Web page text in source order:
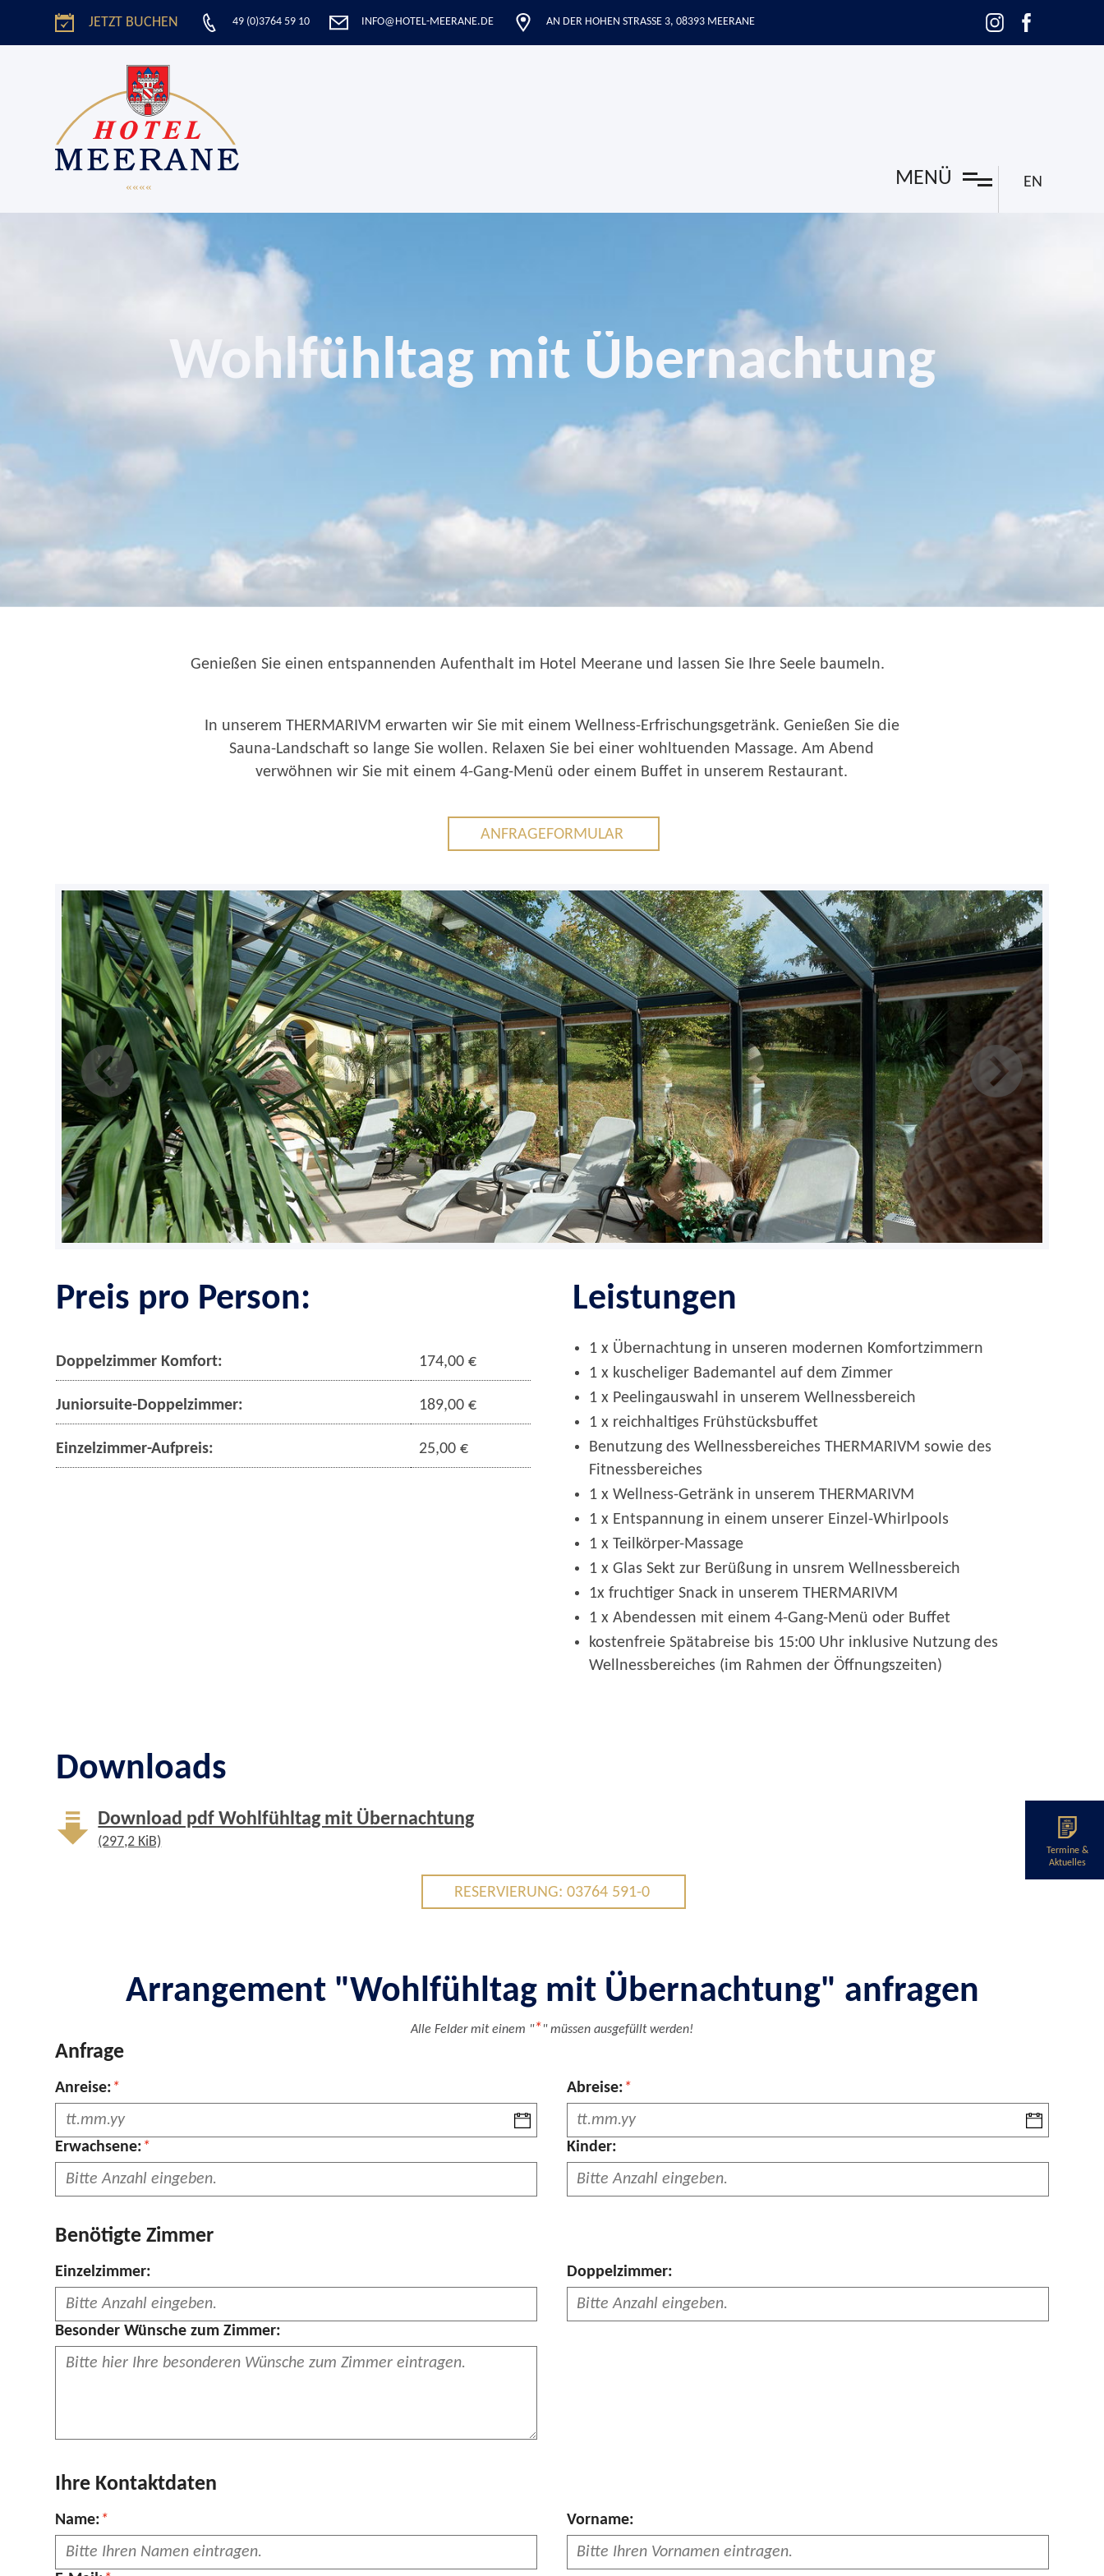
JETZT BUCHEN 49 (0)3764 59 10 INFO@HOTEL-MEERANE.DE AN DER HOHEN STRASSE 3, 08393 MEERANE
MENÜ EN
Wohlfühltag mit Übernachtung
Genießen Sie einen entspannenden Aufenthalt im Hotel Meerane und lassen Sie Ihre Seele baumeln.
In unserem THERMARIVM erwarten wir Sie mit einem Wellness-Erfrischungsgetränk. Genießen Sie die
Sauna-Landschaft so lange Sie wollen. Relaxen Sie bei einer wohltuenden Massage. Am Abend
verwöhnen wir Sie mit einem 4-Gang-Menü oder einem Buffet in unserem Restaurant.
ANFRAGEFORMULAR
Preis pro Person:
Doppelzimmer Komfort: 174,00 €
Juniorsuite-Doppelzimmer: 189,00 €
Einzelzimmer-Aufpreis: 25,00 €
Leistungen
1 x Übernachtung in unseren modernen Komfortzimmern
1 x kuscheliger Bademantel auf dem Zimmer
1 x Peelingauswahl in unserem Wellnessbereich
1 x reichhaltiges Frühstücksbuffet
Benutzung des Wellnessbereiches THERMARIVM sowie des
Fitnessbereiches
1 x Wellness-Getränk in unserem THERMARIVM
1 x Entspannung in einem unserer Einzel-Whirlpools
1 x Teilkörper-Massage
1 x Glas Sekt zur Berüßung in unsrem Wellnessbereich
1x fruchtiger Snack in unserem THERMARIVM
1 x Abendessen mit einem 4-Gang-Menü oder Buffet
kostenfreie Spätabreise bis 15:00 Uhr inklusive Nutzung des
Wellnessbereiches (im Rahmen der Öffnungszeiten)
Downloads
Download pdf Wohlfühltag mit Übernachtung
(297,2 KiB)
RESERVIERUNG: 03764 591-0
Arrangement "Wohlfühltag mit Übernachtung" anfragen
Alle Felder mit einem "* " müssen ausgefüllt werden!
Anfrage
Pflichtfeld
Anreise: * Pflichtfeld
Abreise: *
Pflichtfeld
Erwachsene: * Kinder:
Benötigte Zimmer
Einzelzimmer: Doppelzimmer:
Besonder Wünsche zum Zimmer:
Ihre Kontaktdaten
Pflichtfeld
Name: * Vorname:
Termine &
Aktuelles